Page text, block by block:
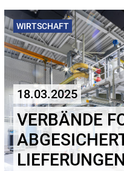
WIRTSCHAFT
18.03.2025
VERBÄNDE
LIEFERUNGEN